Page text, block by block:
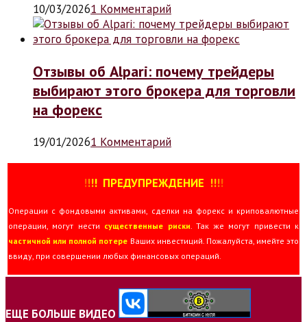
10/03/20261 Комментарий
Отзывы об Alpari: почему трейдеры
выбирают этого брокера для торговли
на форекс
19/01/20261 Комментарий
!!!! ПРЕДУПРЕЖДЕНИЕ !!!!
Операции с фондовыми активами, сделки на форекс и криповалютные
операции, могут нести существенные риски . Так же могут привести к
частичной или полной потере Ваших инвестиций. Пожалуйста, имейте это
ввиду, при совершении любых финансовых операций.
ЕЩЕ БОЛЬШЕ ВИДЕО